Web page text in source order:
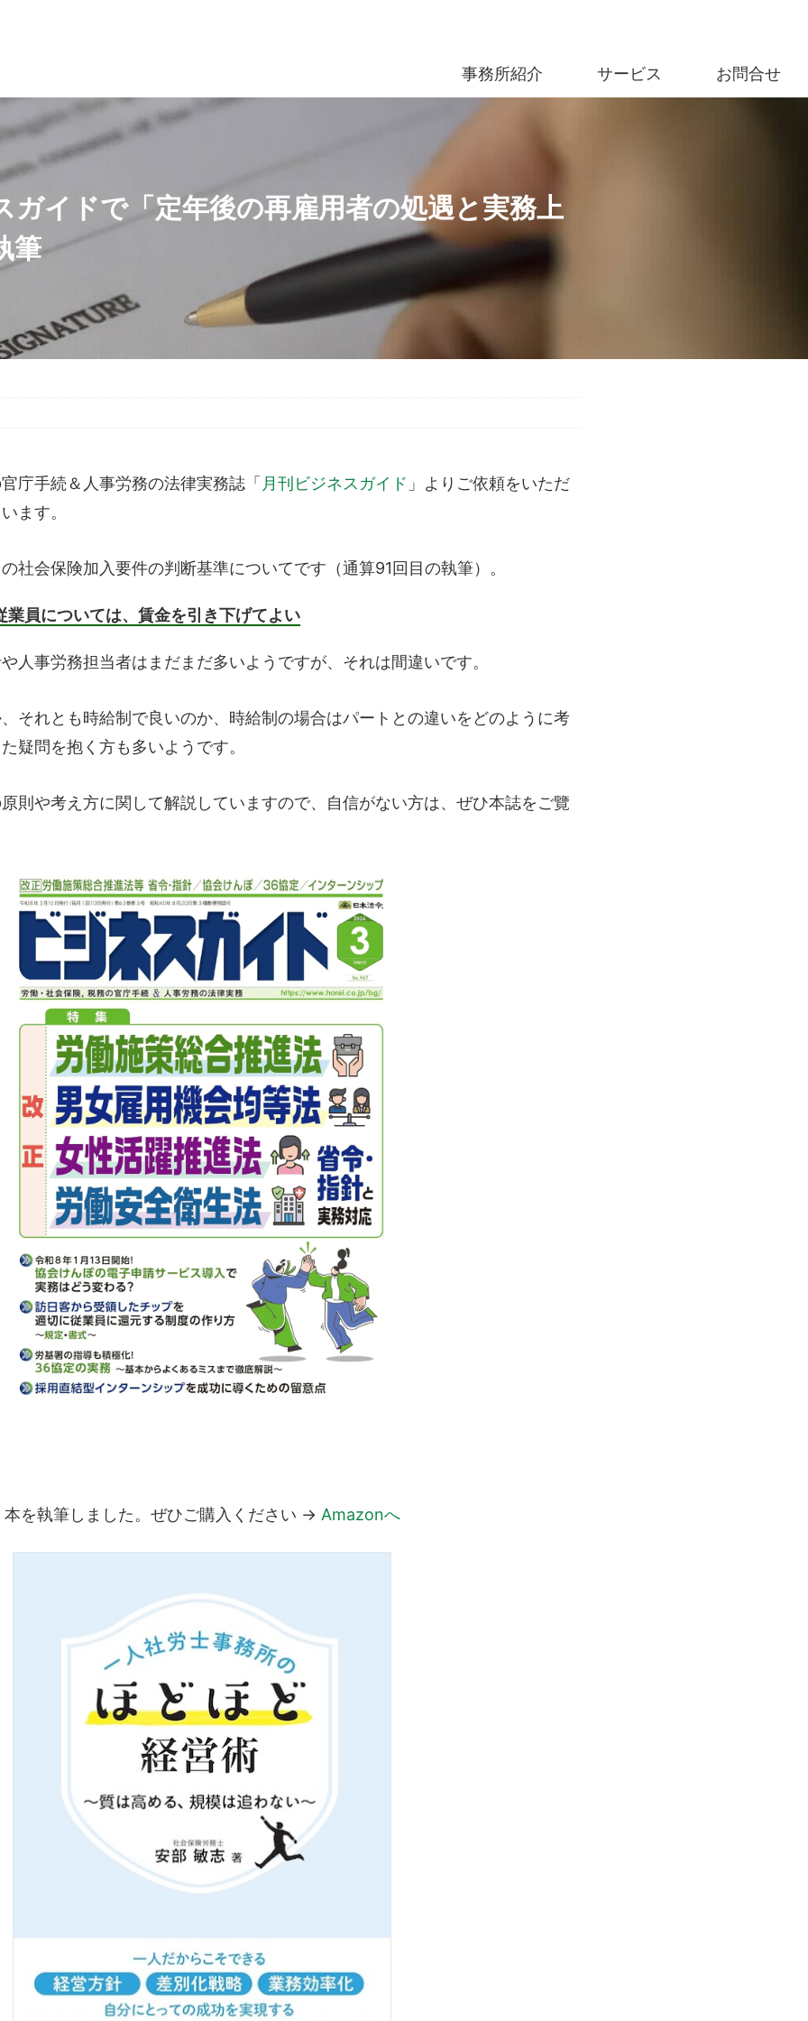
事務所紹介 サービス お問合せ
ガイドで「定年後の再雇用者の処遇と実務上
筆
庁手続＆人事労務の法律実務誌「 月刊ビジネスガイド 」よりご依頼をいただ
ます。
社会保険加入要件の判断基準についてです（通算91回目の執筆）。
業員については、賃金を引き下げてよい
人事労務担当者はまだまだ多いようですが、それは間違いです。
それとも時給制で良いのか、時給制の場合はパートとの違いをどのように考
疑問を抱く方も多いようです。
則や考え方に関して解説していますので、自信がない方は、ぜひ本誌をご覽
本を執筆しました。ぜひご購入ください → Amazonへ